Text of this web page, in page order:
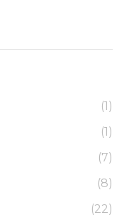
(1)
(1)
(7)
(8)
(22)